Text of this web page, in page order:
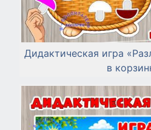
Дидактическая игра
в